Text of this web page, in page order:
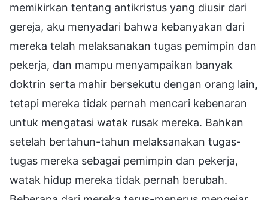
memikirkan tentang antikristus yang diusir dari
gereja, aku menyadari bahwa kebanyakan dari
mereka telah melaksanakan tugas pemimpin dan
pekerja, dan mampu menyampaikan banyak
doktrin serta mahir bersekutu dengan orang lain,
tetapi mereka tidak pernah mencari kebenaran
untuk mengatasi watak rusak mereka. Bahkan
setelah bertahun-tahun melaksanakan tugas-
tugas mereka sebagai pemimpin dan pekerja,
watak hidup mereka tidak pernah berubah.